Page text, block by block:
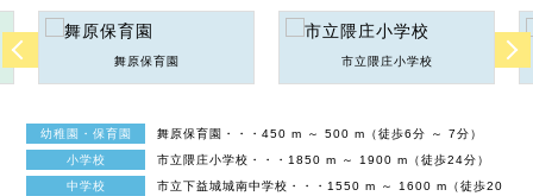
舞原保育園 市立隈庄小学校
幼稚園・保育園
舞原保育園・・・450 m ～ 500 m（徒歩6分 ～ 7分）
小学校
市立隈庄小学校・・・1850 m ～ 1900 m（徒歩24分）
中学校
市立下益城城南中学校・・・1550 m ～ 1600 m（徒歩20